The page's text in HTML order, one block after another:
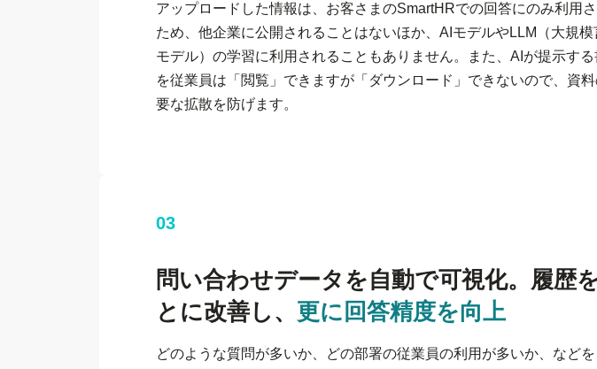
アップロードした情報は、お客さまのSmartHRでの回答にのみ利用
ため、他企業に公開されることはないほか、AIモデルやLLM（大規模
モデル）の学習に利用されることもありません。また、AIが提示す
を従業員は「閲覧」できますが「ダウンロード」できないので、資
要な拡散を防げます。
03
問い合わせデータを自動で可視化。 履歴
とに改善し、 更に回答精度を向上
どのような質問が多いか、どの部署の従業員の利用が多いか、などを